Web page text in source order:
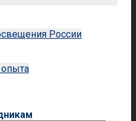
России